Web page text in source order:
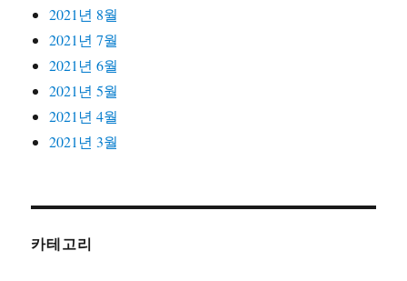
2021년 8월
2021년 7월
2021년 6월
2021년 5월
2021년 4월
2021년 3월
카테고리